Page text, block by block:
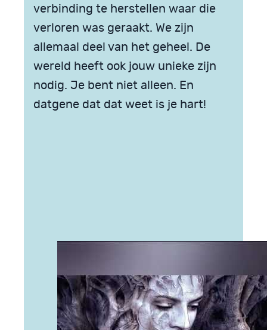
verbinding te herstellen waar die
verloren was geraakt. We zijn
allemaal deel van het geheel. De
wereld heeft ook jouw unieke zijn
nodig. Je bent niet alleen. En
datgene dat dat weet is je hart!